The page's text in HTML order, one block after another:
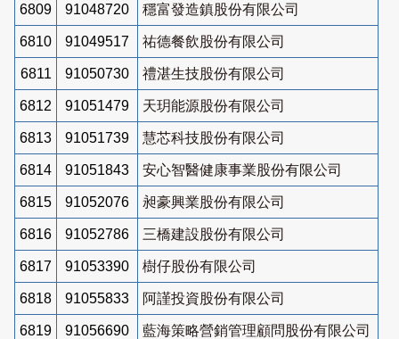
6809 91048720 穩富發造鎮股份有限公司
6810 91049517 祐德餐飲股份有限公司
6811 91050730 禮湛生技股份有限公司
6812 91051479 天玥能源股份有限公司
6813 91051739 慧芯科技股份有限公司
6814 91051843 安心智醫健康事業股份有限公司
6815 91052076 昶豪興業股份有限公司
6816 91052786 三橋建設股份有限公司
6817 91053390 樹仔股份有限公司
6818 91055833 阿謹投資股份有限公司
6819 91056690 藍海策略營銷管理顧問股份有限公司